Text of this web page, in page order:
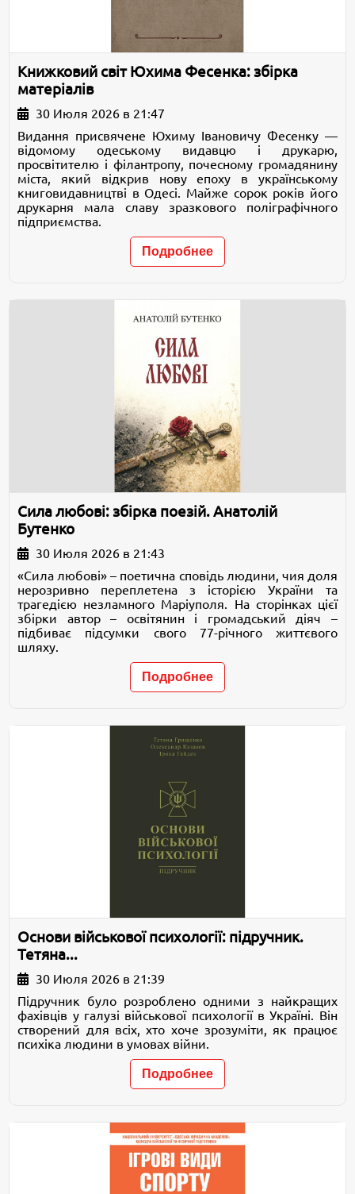
Книжковий світ Юхима Фесенка: збірка
матеріалів
30 Июля 2026 в 21:47
Видання присвячене Юхиму Івановичу Фесенку —
відомому одеському видавцю і друкарю,
просвітителю і філантропу, почесному громадянину
міста, який відкрив нову епоху в українському
книговидавництві в Одесі. Майже сорок років його
друкарня мала славу зразкового поліграфічного
підприємства.
Подробнее
Сила любові: збірка поезій. Анатолій
Бутенко
30 Июля 2026 в 21:43
«Сила любові» – поетична сповідь людини, чия доля
нерозривно переплетена з історією України та
трагедією незламного Маріуполя. На сторінках цієї
збірки автор – освітянин і громадський діяч –
підбиває підсумки свого 77-річного життєвого
шляху.
Подробнее
Основи військової психології: підручник.
Тетяна...
30 Июля 2026 в 21:39
Підручник було розроблено одними з найкращих
фахівців у галузі військової психології в Україні. Він
створений для всіх, хто хоче зрозуміти, як працює
психіка людини в умовах війни.
Подробнее